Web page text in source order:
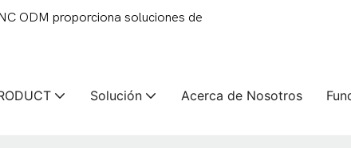
ODM proporciona soluciones de
Solución Acerca de Nosotros